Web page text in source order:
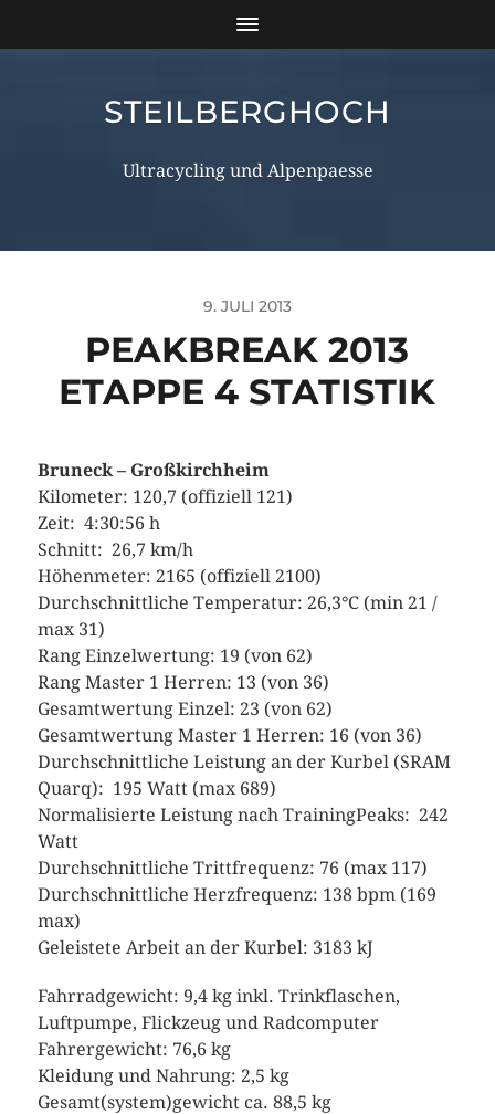
STEILBERGHOCH
Ultracycling und Alpenpaesse
9. JULI 2013
PEAKBREAK 2013
ETAPPE 4 STATISTIK
Bruneck – Großkirchheim
Kilometer: 120,7 (offiziell 121)
Zeit: 4:30:56 h
Schnitt: 26,7 km/h
Höhenmeter: 2165 (offiziell 2100)
Durchschnittliche Temperatur: 26,3°C (min 21 /
max 31)
Rang Einzelwertung: 19 (von 62)
Rang Master 1 Herren: 13 (von 36)
Gesamtwertung Einzel: 23 (von 62)
Gesamtwertung Master 1 Herren: 16 (von 36)
Durchschnittliche Leistung an der Kurbel (SRAM
Quarq): 195 Watt (max 689)
Normalisierte Leistung nach TrainingPeaks: 242
Watt
Durchschnittliche Trittfrequenz: 76 (max 117)
Durchschnittliche Herzfrequenz: 138 bpm (169
max)
Geleistete Arbeit an der Kurbel: 3183 kJ
Fahrradgewicht: 9,4 kg inkl. Trinkflaschen,
Luftpumpe, Flickzeug und Radcomputer
Fahrergewicht: 76,6 kg
Kleidung und Nahrung: 2,5 kg
Gesamt(system)gewicht ca. 88,5 kg